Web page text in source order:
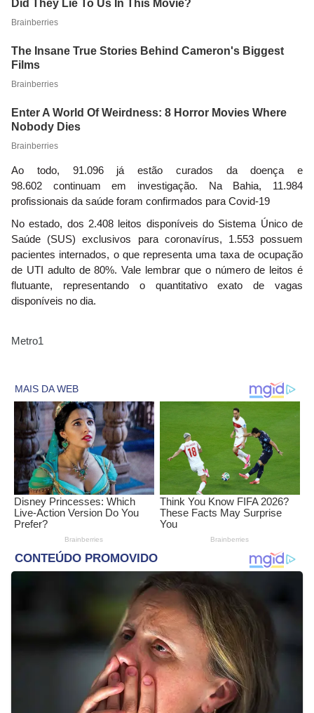
Ao todo, 91.096 já estão curados da doença e
98.602 continuam em investigação. Na Bahia, 11.984
profissionais da saúde foram confirmados para Covid-19
No estado, dos 2.408 leitos disponíveis do Sistema Único de
Saúde (SUS) exclusivos para coronavírus, 1.553 possuem
pacientes internados, o que representa uma taxa de ocupação
de UTI adulto de 80%. Vale lembrar que o número de leitos é
flutuante, representando o quantitativo exato de vagas
disponíveis no dia.
Metro1